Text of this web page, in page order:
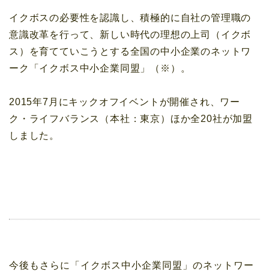
イクボスの必要性を認識し、積極的に自社の管理職の
意識改革を行って、新しい時代の理想の上司（イクボ
ス）を育てていこうとする全国の中小企業のネットワ
ーク「イクボス中小企業同盟」（※）。
2015年7月にキックオフイベントが開催され、ワー
ク・ライフバランス（本社：東京）ほか全20社が加盟
しました。
今後もさらに「イクボス中小企業同盟」のネットワー